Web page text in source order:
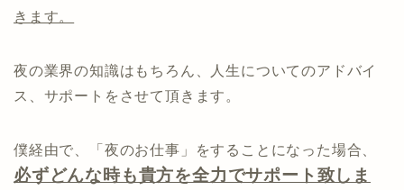
きます。
夜の業界の知識はもちろん、人生についてのアドバイ
ス、サポートをさせて頂きます。
僕経由で、「夜のお仕事」をすることになった場合、
必ずどんな時も貴方を全力でサポート致しま